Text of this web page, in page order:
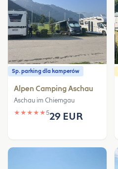
Sp. parking dla kamperów
Alpen Camping Aschau
Aschau im Chiemgau
★ ★ ★ ★ ★529 EUR